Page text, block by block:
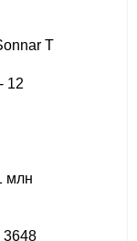
T
12
млн
3648